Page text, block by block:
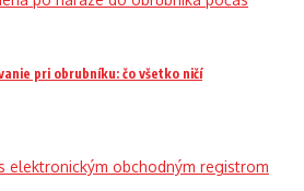
pri obrubníku: čo všetko ničí